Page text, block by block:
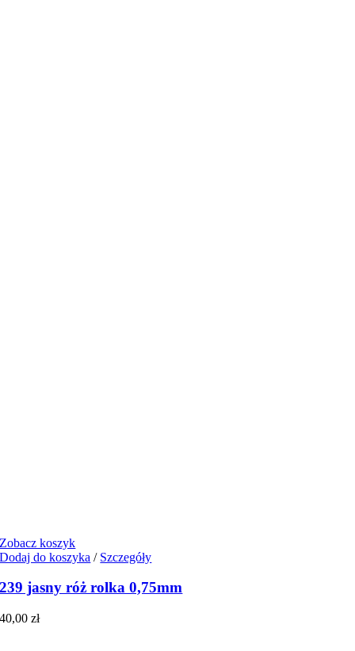
Zobacz koszyk
Dodaj do koszyka / Szczegóły
239 jasny róż rolka 0,75mm
40,00zł